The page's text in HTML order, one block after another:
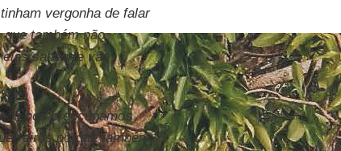
vergonha de falar
também não
sabem e vão
nos preocupamos
porque também